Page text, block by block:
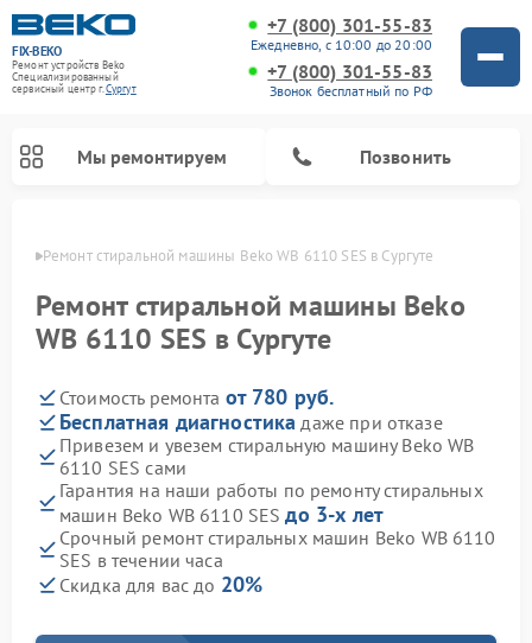
FIX-BEKO
Ремонт устройств Beko
Специализированный
cервисный центр г.Сургут
+7 (800) 301-55-83
Ежедневно, с 10:00 до 20:00
+7 (800) 301-55-83
Звонок бесплатный по РФ
Мы ремонтируем Позвонить
Ремонт стиральной машины Beko WB 6110 SES в Сургуте
Ремонт стиральной машины Beko
WB 6110 SES в Сургуте
Стоимость ремонта от 780 руб.
Бесплатная диагностика даже при отказе
Привезем и увезем стиральную машину Beko WB
6110 SES сами
Гарантия на наши работы по ремонту стиральных
машин Beko WB 6110 SESдо 3-х лет
Срочный ремонт стиральных машин Beko WB 6110
SES в течении часа
Скидка для вас до 20%